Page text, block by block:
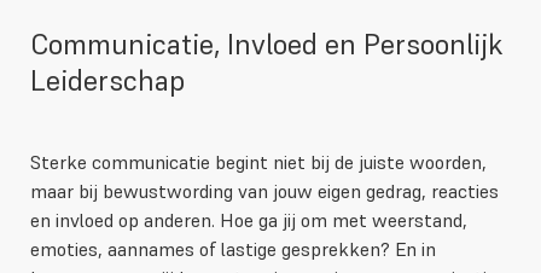
Communicatie, Invloed en Persoonlijk
Leiderschap
Sterke communicatie begint niet bij de juiste woorden,
maar bij bewustwording van jouw eigen gedrag, reacties
en invloed op anderen. Hoe ga jij om met weerstand,
emoties, aannames of lastige gesprekken? En in